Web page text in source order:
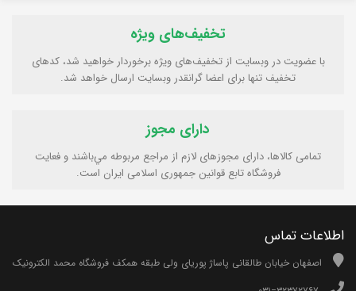
تخفیف‌های ویژه
با عضویت در وبسایت از تخفیف‌های ویژه برخوردار خواهید شد، کدهای
تخفیف تنها برای اعضا گرانقدر وبسایت ارسال خواهد شد.
دارای مجوز
تمامی كالاها، دارای مجوزهای لازم از مراجع مربوطه مي‌باشند و فعایت
فروشگاه تابع قوانين جمهوری اسلامی ايران است.
اطلاعات تماس
اصفهان خیابان طالقانی پاساژ پوریای ولی طبقه همکف فروشگاه محمد الکترونیک